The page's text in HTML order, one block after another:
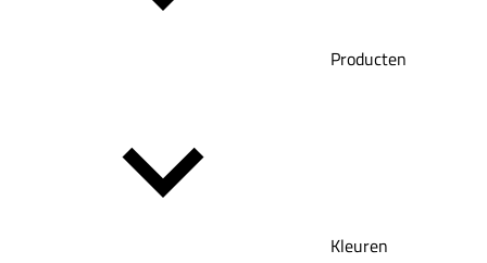
Producten
Kleuren